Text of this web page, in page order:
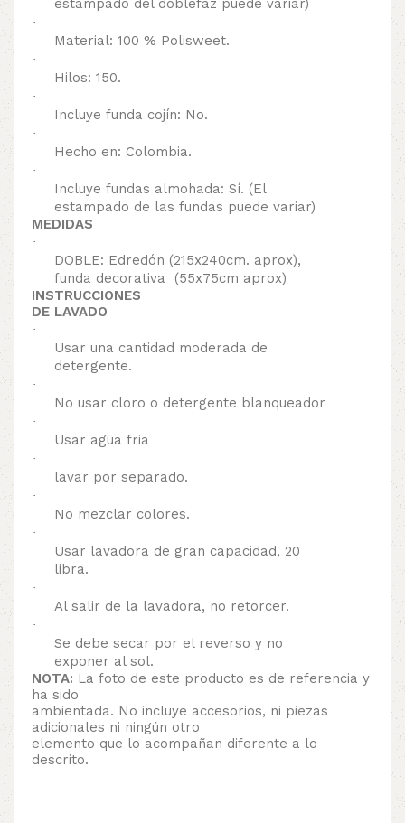
estampado del doblefaz puede variar)
·
Material: 100 % Polisweet.
·
Hilos: 150.
·
Incluye funda cojín: No.
·
Hecho en: Colombia.
·
Incluye fundas almohada: Sí. (El
estampado de las fundas puede variar)
MEDIDAS
·
DOBLE: Edredón (215x240cm. aprox),
funda decorativa (55x75cm aprox)
INSTRUCCIONES
DE LAVADO
·
Usar una cantidad moderada de
detergente.
·
No usar cloro o detergente blanqueador
·
Usar agua fria
·
lavar por separado.
·
No mezclar colores.
·
Usar lavadora de gran capacidad, 20
libra.
·
Al salir de la lavadora, no retorcer.
·
Se debe secar por el reverso y no
exponer al sol.
NOTA: La foto de este producto es de referencia y
ha sido
ambientada. No incluye accesorios, ni piezas
adicionales ni ningún otro
elemento que lo acompañan diferente a lo
descrito.